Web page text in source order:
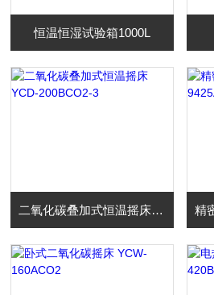
恒温恒湿试验箱1000L
二氧化碳叠加式恒温摇床 YCD-200BCO2-3